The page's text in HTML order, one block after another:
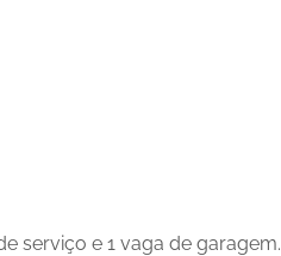
serviço e 1 vaga de garagem.